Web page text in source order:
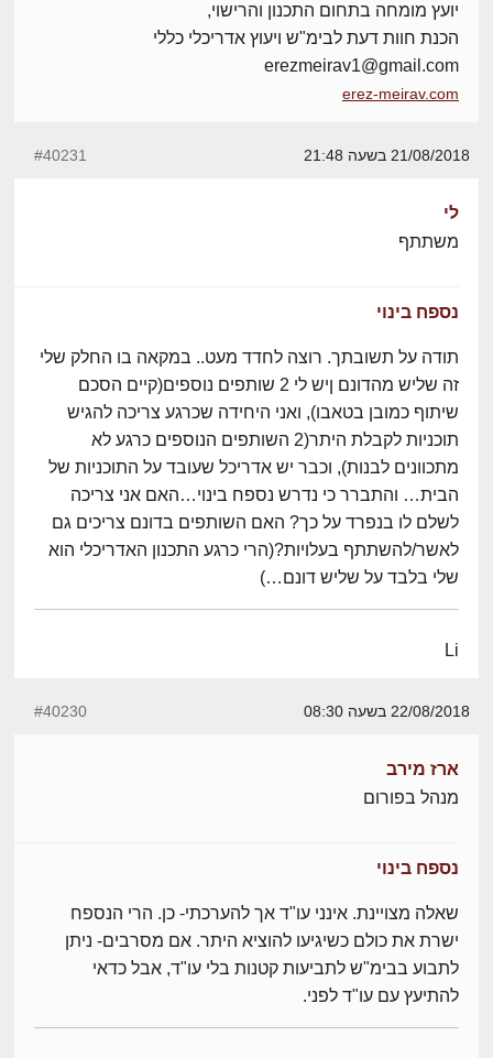
יועץ מומחה בתחום התכנון והרישוי,
הכנת חוות דעת לבימ"ש ויעוץ אדריכלי כללי
erezmeirav1@gmail.com
erez-meirav.com
21/08/2018 בשעה 21:48 #40231
לי
משתתף
נספח בינוי
תודה על תשובתך. רוצה לחדד מעט.. במקאה בו החלק שלי
זה שליש מהדונם ןיש לי 2 שותפים נוספים(קיים הסכם
שיתוף כמובן בטאבו), ואני היחידה שכרגע צריכה להגיש
תוכניות לקבלת היתר(2 השותפים הנוספים כרגע לא
מתכוונים לבנות), וכבר יש אדריכל שעובד על התוכניות של
הבית… והתברר כי נדרש נספח בינוי…האם אני צריכה
לשלם לו בנפרד על כך? האם השותפים בדונם צריכים גם
לאשר/להשתתף בעלויות?(הרי כרגע התכנון האדריכלי הוא
שלי בלבד על שליש דונם…)
Li
22/08/2018 בשעה 08:30 #40230
ארז מירב
מנהל בפורום
נספח בינוי
שאלה מצויינת. אינני עו"ד אך להערכתי- כן. הרי הנספח
ישרת את כולם כשיגיעו להוציא היתר. אם מסרבים- ניתן
לתבוע בבימ"ש לתביעות קטנות בלי עו"ד, אבל כדאי
להתיעץ עם עו"ד לפני.